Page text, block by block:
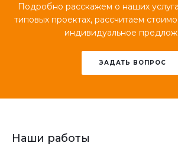
Подробно расскажем о наших
типовых проектах, рассчитаем
индивидуальное
ЗАДАТЬ ВОПРОС
Наши работы